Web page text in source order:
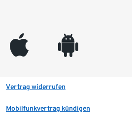
appleinc android
Vertrag widerrufen
Mobilfunkvertrag kündigen